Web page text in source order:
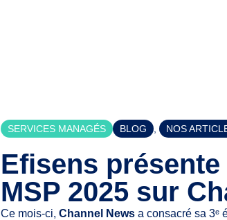
SERVICES MANAGÉS BLOG NOS
Efisens
MSP 2025 sur
Ce mois-ci, Channel News a consacré sa 3ᵉ